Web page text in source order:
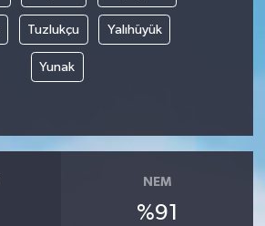
Tuzlukçu Yalıhüyük
Yunak
NEM
%91